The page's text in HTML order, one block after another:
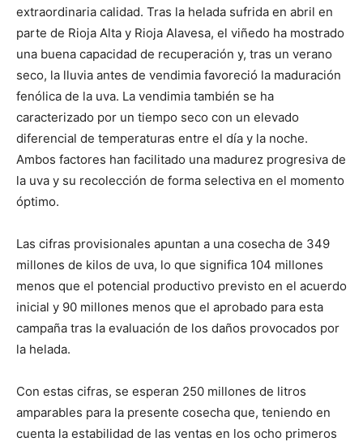
extraordinaria calidad. Tras la helada sufrida en abril en
parte de Rioja Alta y Rioja Alavesa, el viñedo ha mostrado
una buena capacidad de recuperación y, tras un verano
seco, la lluvia antes de vendimia favoreció la maduración
fenólica de la uva. La vendimia también se ha
caracterizado por un tiempo seco con un elevado
diferencial de temperaturas entre el día y la noche.
Ambos factores han facilitado una madurez progresiva de
la uva y su recolección de forma selectiva en el momento
óptimo.
Las cifras provisionales apuntan a una cosecha de 349
millones de kilos de uva, lo que significa 104 millones
menos que el potencial productivo previsto en el acuerdo
inicial y 90 millones menos que el aprobado para esta
campaña tras la evaluación de los daños provocados por
la helada.
Con estas cifras, se esperan 250 millones de litros
amparables para la presente cosecha que, teniendo en
cuenta la estabilidad de las ventas en los ocho primeros